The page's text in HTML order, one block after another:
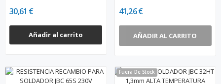
30,61 €
Añadir al carrito
41,26 €
AÑADIR AL CARRITO
Fuera De Stock